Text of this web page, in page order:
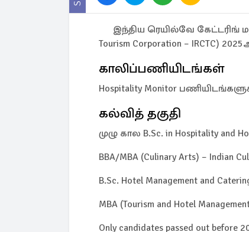
இந்திய ரெயில்வே கேட்டரிங்
Tourism Corporation – IRCTC)
காலிப்பணியிடங்கள்
Hospitality Monitor
கல்வித் தகுதி
முழு கால B.Sc. in Hospitality and
BBA/MBA (Culinary Arts) – Indian
B.Sc. Hotel Management and
MBA (Tourism and Hotel
Only candidates passed out before